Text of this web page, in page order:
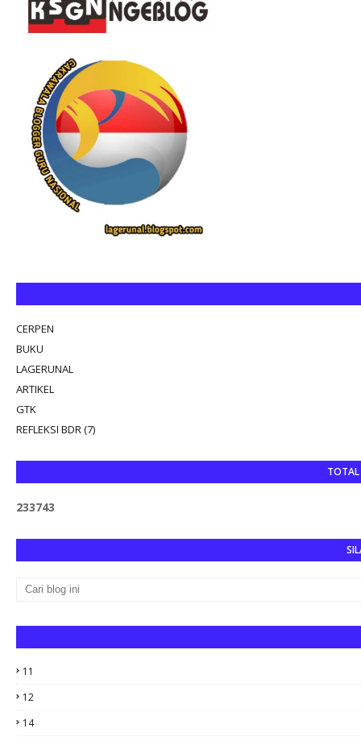
CERPEN
BUKU
LAGERUNAL
ARTIKEL
GTK
REFLEKSI BDR (7)
233743
11
12
14